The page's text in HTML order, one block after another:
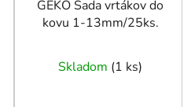
GEKO Sada vrtákov do
kovu 1-13mm/25ks.
Skladom (1 ks)